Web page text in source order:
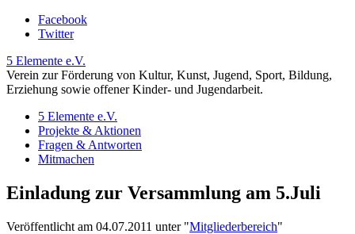
Facebook
Twitter
5 Elemente e.V.
Verein zur Förderung von Kultur, Kunst, Jugend, Sport, Bildung,
Erziehung sowie offener Kinder- und Jugendarbeit.
5 Elemente e.V.
Projekte & Aktionen
Fragen & Antworten
Mitmachen
Einladung zur Versammlung am 5.Juli
Veröffentlicht am 04.07.2011 unter "Mitgliederbereich"